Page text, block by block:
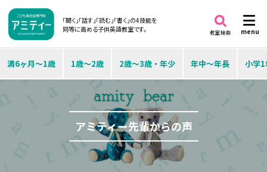
「聞く」「話す」「読む」「書く」の4技能を
同等に高める子供英語教室です。
menu
教室検索
満6ヶ月～1歳 1歳～2歳 2歳～3歳・年少 年中～年長 小学
アミティー先輩からの声